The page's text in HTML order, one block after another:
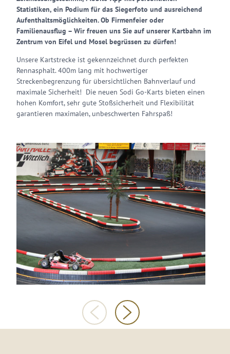
Statistiken, ein Podium für das Siegerfoto und ausreichend
Aufenthaltsmöglichkeiten. Ob Firmenfeier oder
Familienausflug – Wir freuen uns Sie auf unserer Kartbahn im
Zentrum von Eifel und Mosel begrüssen zu dürfen!
Unsere Kartstrecke ist gekennzeichnet durch perfekten
Rennasphalt. 400m lang mit hochwertiger
Streckenbegrenzung für übersichtlichen Bahnverlauf und
maximale Sicherheit! Die neuen Sodi Go-Karts bieten einen
hohen Komfort, sehr gute Stoßsicherheit und Flexibilität
garantieren maximalen, unbeschwerten Fahrspaß!